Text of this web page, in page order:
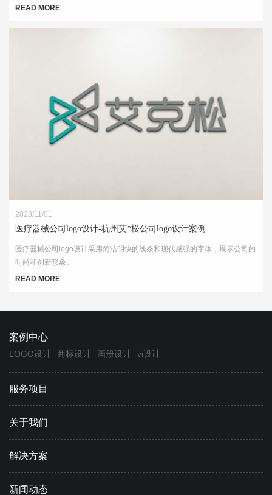
目不忘
READ MORE
2023/11/01
医疗器械公司logo设计-杭州艾*松公司logo设计案例
医疗器械公司logo设计采用简洁明快的线条和现代感强的字体，展示公司的
时尚和创新形象。
READ MORE
案例中心
LOGO设计 商标设计 画册设计 vi设计
服务项目
关于我们
解决方案
新闻动态